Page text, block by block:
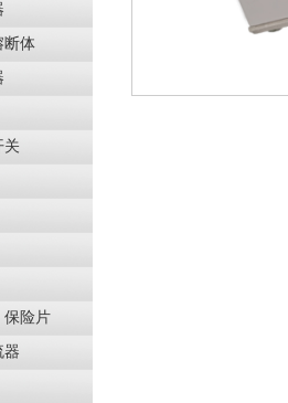
断体
关
保险片
器